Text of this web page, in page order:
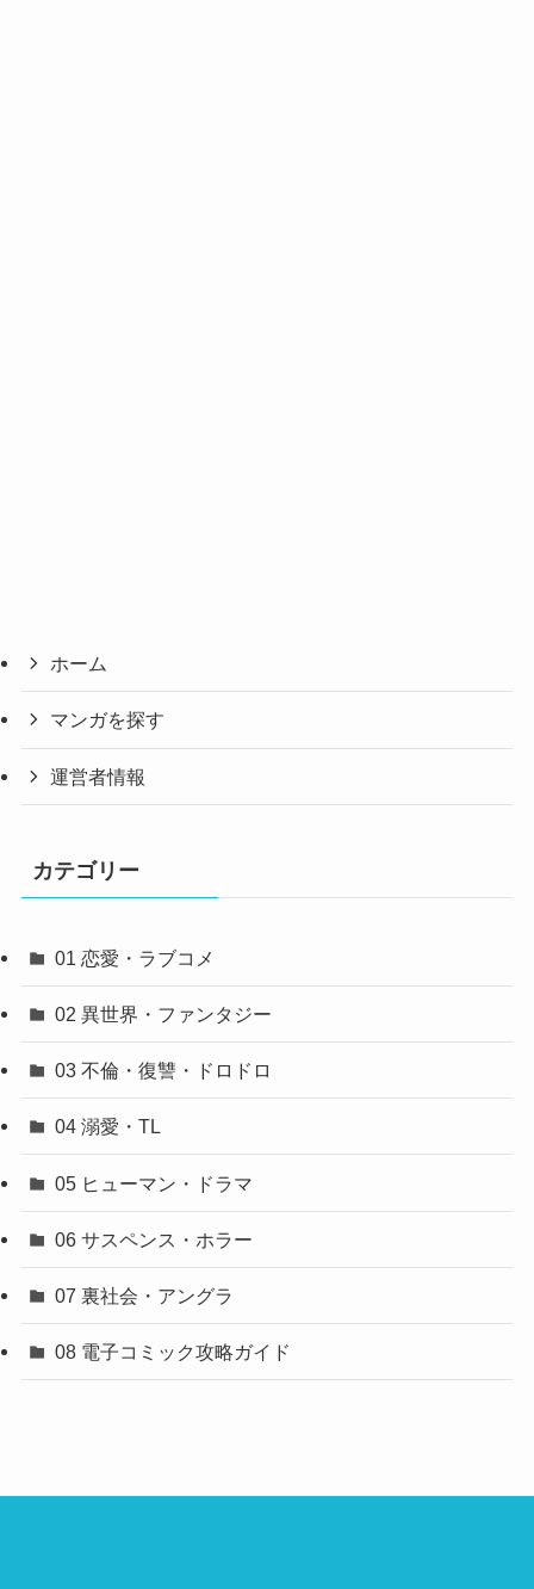
ホーム
マンガを探す
運営者情報
カテゴリー
01 恋愛・ラブコメ
02 異世界・ファンタジー
03 不倫・復讐・ドロドロ
04 溺愛・TL
05 ヒューマン・ドラマ
06 サスペンス・ホラー
07 裏社会・アングラ
08 電子コミック攻略ガイド